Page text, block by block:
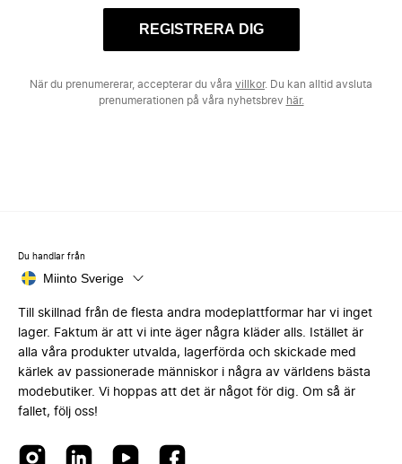
REGISTRERA DIG
När du prenumererar, accepterar du våra villkor. Du kan alltid avsluta
prenumerationen på våra nyhetsbrev här.
Du handlar från
Miinto Sverige
Till skillnad från de flesta andra modeplattformar har vi inget
lager. Faktum är att vi inte äger några kläder alls. Istället är
alla våra produkter utvalda, lagerförda och skickade med
kärlek av passionerade människor i några av världens bästa
modebutiker. Vi hoppas att det är något för dig. Om så är
fallet, följ oss!